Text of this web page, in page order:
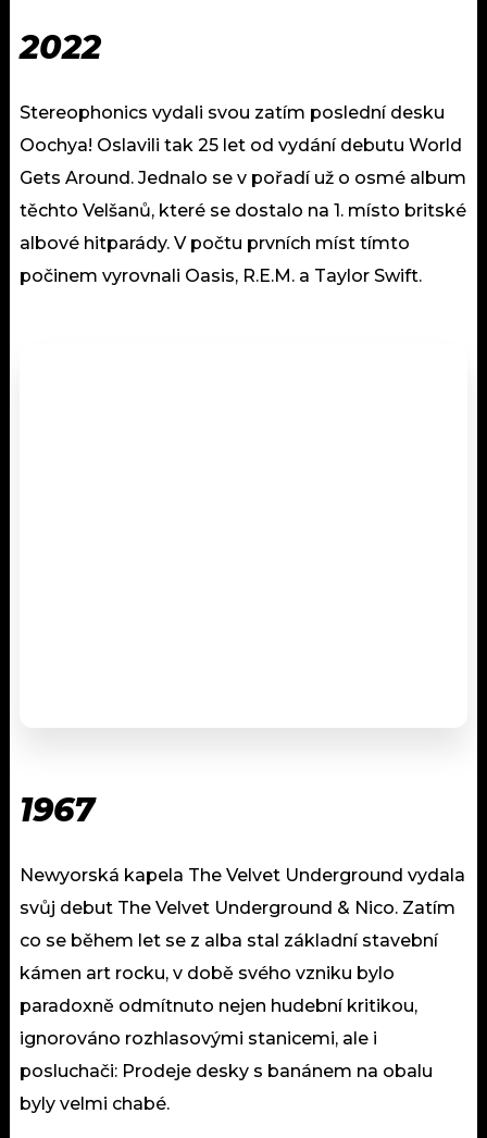
2022
Stereophonics vydali svou zatím poslední desku
Oochya! Oslavili tak 25 let od vydání debutu World
Gets Around. Jednalo se v pořadí už o osmé album
těchto Velšanů, které se dostalo na 1. místo britské
albové hitparády. V počtu prvních míst tímto
počinem vyrovnali Oasis, R.E.M. a Taylor Swift.
1967
Newyorská kapela The Velvet Underground vydala
svůj debut The Velvet Underground & Nico. Zatím
co se během let se z alba stal základní stavební
kámen art rocku, v době svého vzniku bylo
paradoxně odmítnuto nejen hudební kritikou,
ignorováno rozhlasovými stanicemi, ale i
posluchači: Prodeje desky s banánem na obalu
byly velmi chabé.